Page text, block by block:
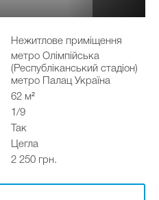
Нежитлове приміщення
метро Олімпійська
(Республіканський стадіон)
метро Палац Україна
62 м²
1/9
Так
Цегла
2 250 грн.